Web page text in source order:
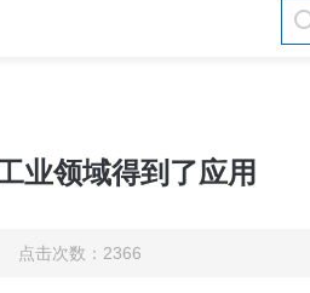
业领域得到了应用
点击次数：2366